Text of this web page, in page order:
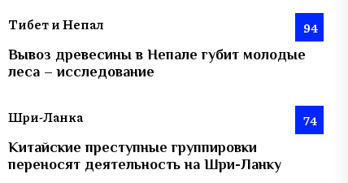
Тибет и Непал 94
Вывоз древесины в Непале губит молодые
леса – исследование
Шри-Ланка 74
Китайские преступные группировки
переносят деятельность на Шри-Ланку